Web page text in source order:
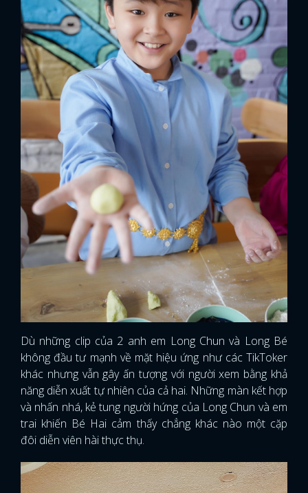
Dù những clip của 2 anh em Long Chun và Long Bé
không đầu tư mạnh về mặt hiệu ứng như các TikToker
khác nhưng vẫn gây ấn tượng với người xem bằng khả
năng diễn xuất tự nhiên của cả hai. Những màn kết hợp
và nhấn nhá, kẻ tung người hứng của Long Chun và em
trai khiến Bé Hai cảm thấy chẳng khác nào một cặp
đôi diễn viên hài thực thụ.